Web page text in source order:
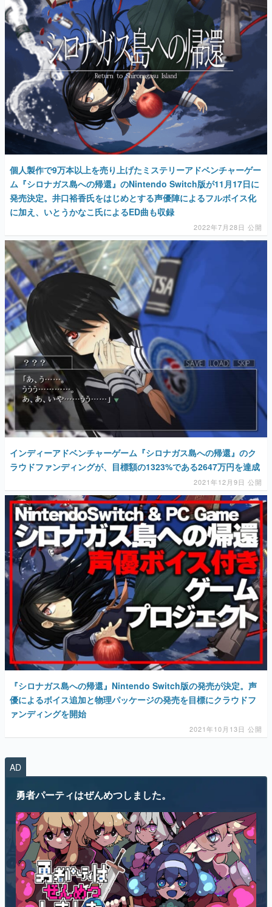
個人製作で9万本以上を売り上げたミステリーアドベンチャーゲー
ム『シロナガス島への帰還』のNintendo Switch版が11月17日に
発売決定。井口裕香氏をはじめとする声優陣によるフルボイス化
に加え、いとうかなこ氏によるED曲も収録
2022年7月28日 公開
インディーアドベンチャーゲーム『シロナガス島への帰還』のク
ラウドファンディングが、目標額の1323%である2647万円を達成
2021年12月9日 公開
『シロナガス島への帰還』Nintendo Switch版の発売が決定。声
優によるボイス追加と物理パッケージの発売を目標にクラウドフ
ァンディングを開始
2021年10月13日 公開
AD
勇者パーティはぜんめつしました。